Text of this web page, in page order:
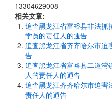
13304629008
相关文章:
追查黑龙江省富裕县非法抓
学员的责任人的通告
追查黑龙江省齐齐哈尔市迫
告
追查黑龙江省富裕县二道湾
人的责任人的通告
追查黑龙江齐齐哈尔市迫害
责任人的通告